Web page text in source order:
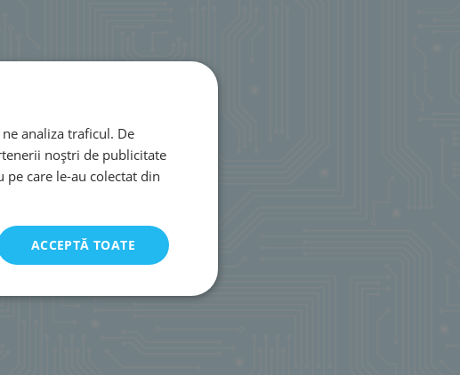
analiza traficul. De
noștri de publicitate
care le-au colectat din
ACCEPTĂ TOATE